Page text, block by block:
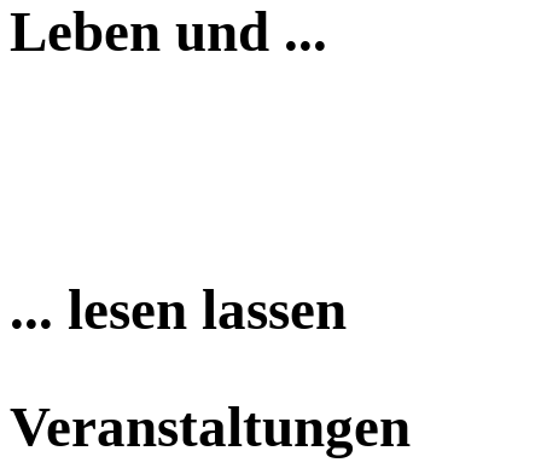
Leben und ...
... lesen lassen
Veranstaltungen